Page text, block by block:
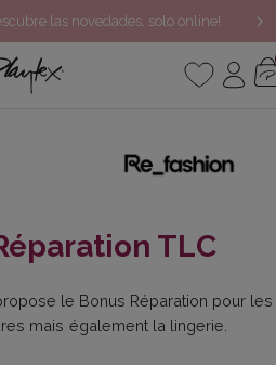
rebajas hasta -60%*
TLC
le Bonus Réparation pour les
mais également la lingerie.